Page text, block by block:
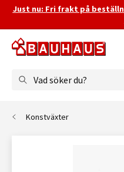
Just nu: Fri frakt på
Vad söker du?
Konstväxter